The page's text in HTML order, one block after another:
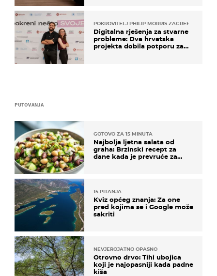
PUTOVANJA
GOTOVO ZA 15 MINUTA
Najbolja ljetna salata od
graha: Brzinski recept za
dane kada je prevruće za
15 PITANJA
Kviz općeg znanja: Za one
pred kojima se i Google može
sakriti
NEVJEROJATNO OPASNO
Otrovno drvo: Tihi ubojica
koji je najopasniji kada padne
kiša
POKROVITELJ PHILIP MORRIS ZAGREB
Digitalna rješenja za stvarne
probleme: Dva hrvatska
projekta dobila potporu za